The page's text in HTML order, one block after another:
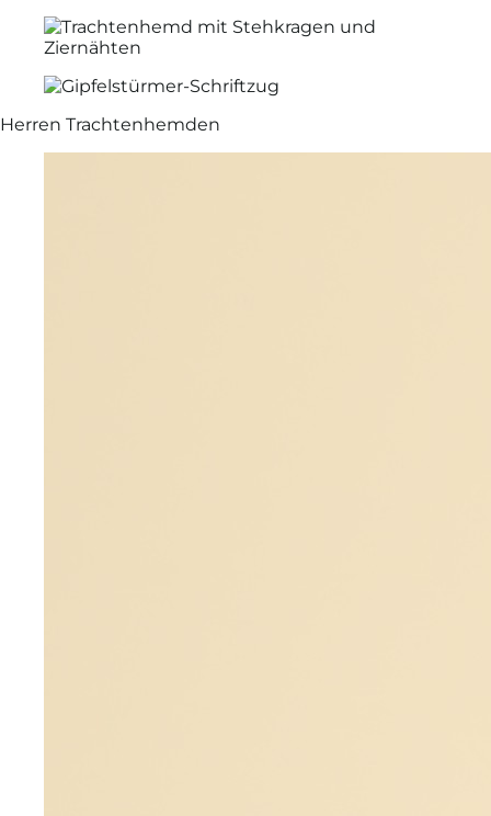
Herren Trachtenhemden